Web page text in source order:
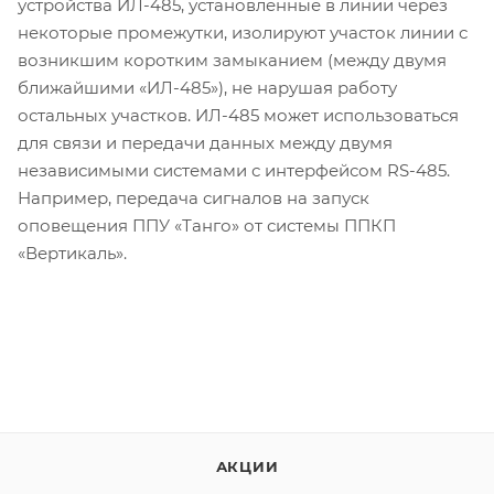
устройства ИЛ-485, установленные в линии через
некоторые промежутки, изолируют участок линии с
возникшим коротким замыканием (между двумя
ближайшими «ИЛ-485»), не нарушая работу
остальных участков. ИЛ-485 может использоваться
для связи и передачи данных между двумя
независимыми системами с интерфейсом RS-485.
Например, передача сигналов на запуск
оповещения ППУ «Танго» от системы ППКП
«Вертикаль».
АКЦИИ